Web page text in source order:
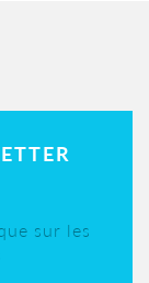
sur les